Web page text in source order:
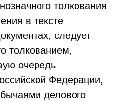
толкования
в тексте
следует
толкованием,
очередь
Федерации,
делового